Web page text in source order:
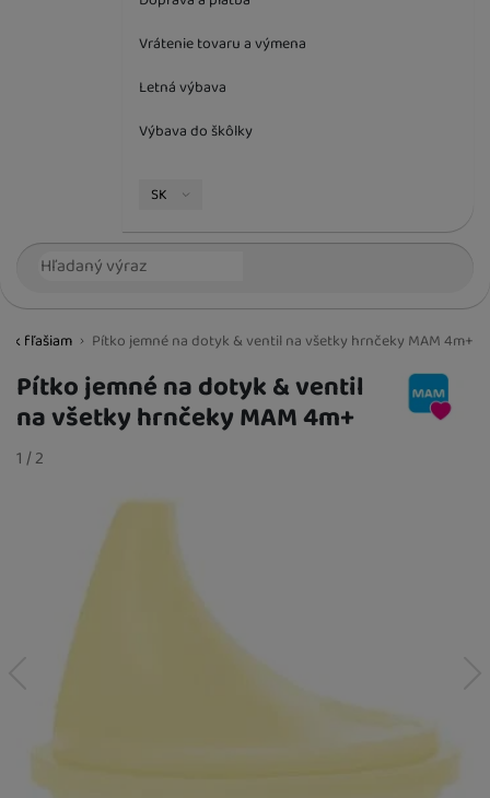
Vrátenie tovaru a výmena
Letná výbava
Výbava do škôlky
Jazyková verzia
SK
Vyhľadávanie
k fľašiam Pítko jemné na dotyk & ventil na všetky hrnčeky MAM 4m+
Pítko jemné na dotyk & ventil
na všetky hrnčeky MAM 4m+
Fotografie
predchádzajúci
slide
1 /z
2